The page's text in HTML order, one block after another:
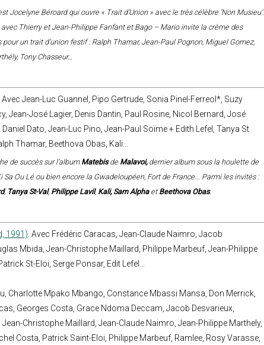
Jocelyne Béroard qui ouvre « Trait d’Union » avec le très célèbre ‘Non Musieu’.
avec Thierry et Jean-Philippe Fanfant et Bago – Mario invite la crème des
un trait d’union festif : Ralph Thamar, Jean-Paul Pognon, Miguel Gomez,
Tony Chasseur…
. Avec Jean-Luc Guannel, Pipo Gertrude, Sonia Pinel-Ferreol*, Suzy
Jean-José Lagier, Denis Dantin, Paul Rosine, Nicol Bernard, José
Dato, Jean-Luc Pino, Jean-Paul Soïme + Edith Lefel, Tanya St
Thamar, Beethova Obas, Kali...
de succès sur l’albumMatebisde Malavoi, dernier album sous la houlette de
Sa Ou Lé ou bien encore la Gwadeloupéen, Fort de France... Parmi les invités :
, Tanya St-Val, Philippe Lavil, Kali, Sam Alphaet Beethova Obas.
1991) . Avec Frédéric Caracas, Jean-Claude Naimro, Jacob
Mbida, Jean-Christophe Maillard, Philippe Marbeuf, Jean-Philippe
St-Eloi, Serge Ponsar, Edit Lefel...
Charlotte Mpako Mbango, Constance Mbassi Mansa, Don Merrick,
Georges Costa, Grace Ndoma Deccam, Jacob Desvarieux,
Christophe Maillard, Jean-Claude Naimro, Jean-Philippe Marthely,
Costa, Patrick Saint-Eloi, Philippe Marbeuf, Ramlee, Rosy Varasse,